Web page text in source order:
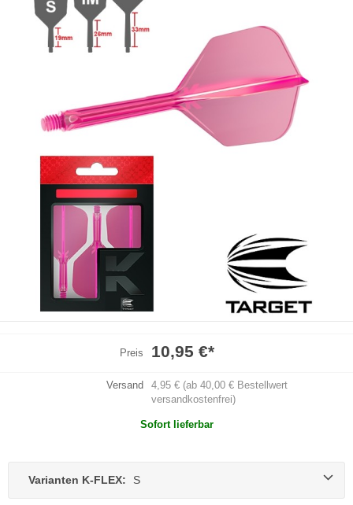
Preis 10,95 €*
Versand
4,95 € (ab 40,00 € Bestellwert
versandkostenfrei)
Sofort lieferbar
Varianten K-FLEX: S